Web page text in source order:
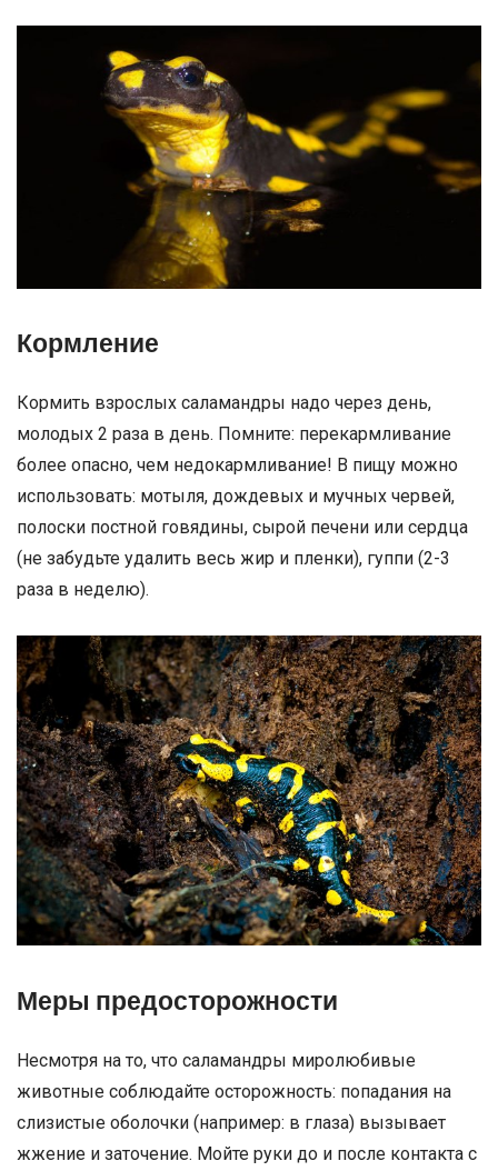
Кормление
Кормить взрослых саламандры надо через день,
молодых 2 раза в день. Помните: перекармливание
более опасно, чем недокармливание! В пищу можно
использовать: мотыля, дождевых и мучных червей,
полоски постной говядины, сырой печени или сердца
(не забудьте удалить весь жир и пленки), гуппи (2-3
раза в неделю).
Меры предосторожности
Несмотря на то, что саламандры миролюбивые
животные соблюдайте осторожность: попадания на
слизистые оболочки (например: в глаза) вызывает
жжение и заточение. Мойте руки до и после контакта с